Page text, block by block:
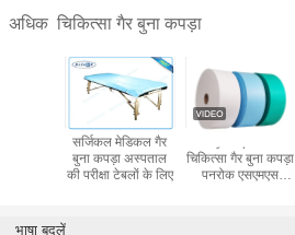
अधिक चिकित्सा गैर बुना कपड़ा
सर्जिकल मेडिकल गैर
बुना कपड़ा अस्पताल
की परीक्षा टेबलों के लिए
चिकित्सा गैर बुना कपड़ा
पनरोक एसएमएस
भाषा बदलें